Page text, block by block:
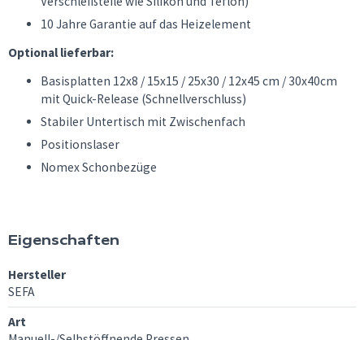
10 Jahre Garantie auf das Heizelement
Optional lieferbar:
Basisplatten 12x8 / 15x15 / 25x30 / 12x45 cm / 30x40cm
mit Quick-Release (Schnellverschluss)
Stabiler Untertisch mit Zwischenfach
Positionslaser
Nomex Schonbezüge
Eigenschaften
Hersteller
SEFA
Art